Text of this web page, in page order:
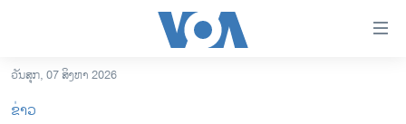
ເຂົ້າ
ຫາ
ວັນສຸກ, 07 ສິງຫາ 2026
ຂ່າວ